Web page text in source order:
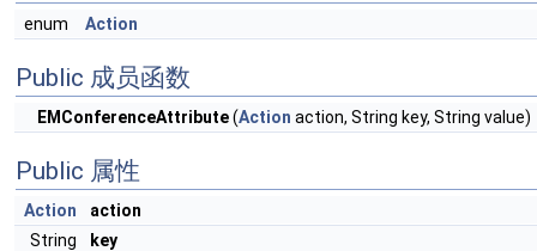
enum Action
Public 成员函数
EMConferenceAttribute(Action action, String key, String value)
Public 属性
Action
action
String
key